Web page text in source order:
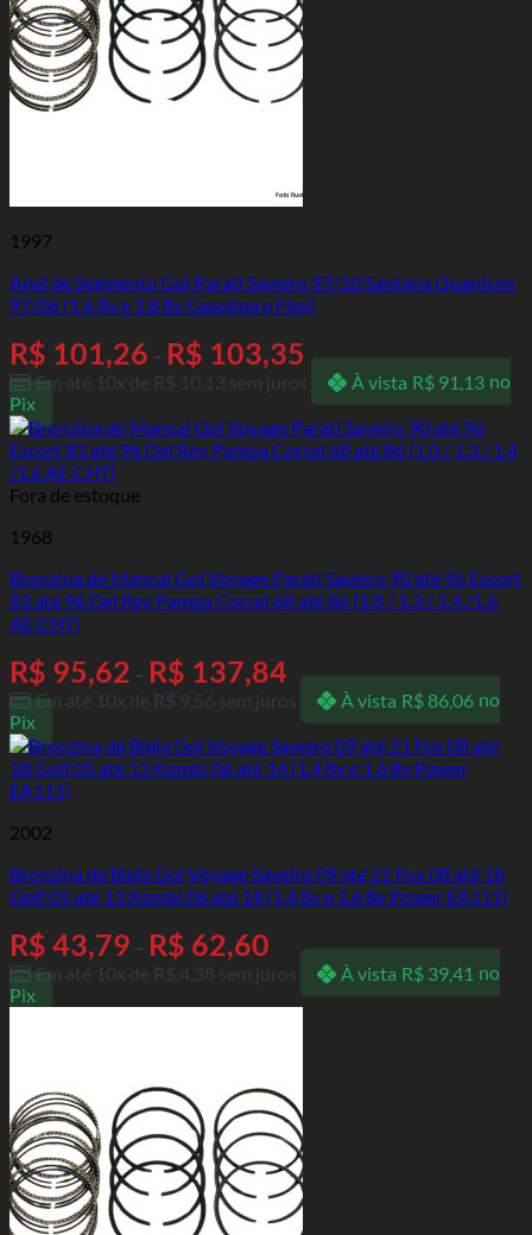
1997
Anel de Segmento Gol Parati Saveiro 97/10 Santana Quantum
97/06 (1.6 8v e 1.8 8v Gasolina e Flex)
R$ 101,26 - R$ 103,35
Em até 10x de R$ 10,13 sem juros À vista R$91,13 no
Pix
Fora de estoque
1968
Bronzina de Mancal Gol Voyage Parati Saveiro 90 até 96 Escort
83 até 96 Del Rey Pampa Corcel 68 até 86 (1.0 / 1.3 / 1.4 /1.6
AE CHT)
R$ 95,62 - R$ 137,84
Em até 10x de R$ 9,56 sem juros À vista R$86,06 no
Pix
2002
Bronzina de Biela Gol Voyage Saveiro 09 até 21 Fox 08 até 18
Golf 05 até 13 Kombi 06 até 14 (1.4 8v e 1.6 8v Power EA111)
R$ 43,79 - R$ 62,60
Em até 10x de R$ 4,38 sem juros À vista R$39,41 no
Pix